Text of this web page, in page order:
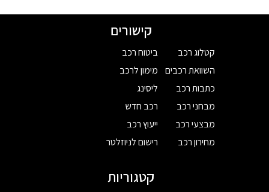
קישורים
קטלוג רכב
השוואת רכבים
כתבות רכב
מבחני רכב
מבצעי רכב
מחירון רכב
ביטוח רכב
מימון לרכב
ליסינג
רכב חדש
ייעוץ רכב
רישום לניוזלטר
קטגוריות